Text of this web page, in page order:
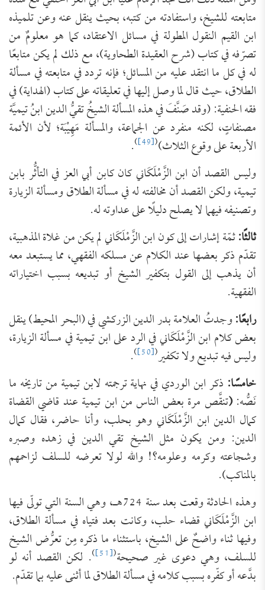
متابعته للشيخ، واستفادته من كتبه، بحيث ينقل عنه وعن تلميذه
ابن القيم النقول المطولة في مسائل الاعتقاد، كما هو معلومٌ من
تصرّفه في كتاب (شرح العقيدة الطحاوية)، مع ذلك لم يكن متابعًا
له في كل ما انتقد عليه من المسائل؛ فإنه تردد في متابعته في مسألة
الطلاق، حيث قال لما وصل إليها في تعليقاته على كتاب (الهداية) في
فقه الحنفية: (وقد صَنَّفَ في هذه المسألة الشيخُ تقيُّ الدين ابنُ تيميَّة
مصنفاتٍ، لكنه منفرد عن الجماعة، والمسألة ‌مَهِيْبَة؛ لأن الأئمة
الأربعة على وقوع الثلاث)(
[49]
)
.
وليس القصد أن ابن الزَّمْلَكَاني كان كابن أبي العز في التأثُّر بابن
تيمية، ولكن القصد أن مخالفته له في مسألة الطلاق ومسألة الزيارة
وتصنيفه فيهما لا يصلح دليلًا على عداوته له.
ثالثًا:ثمّة إشارات إلى كون ابن الزَّمْلَكَاني لم يكن من غلاة المذهبية،
تقدّم ذكر بعضها عند الكلام عن مسلكه الفقهي، مما يستبعد معه
أن يذهب إلى القول بتكفير الشيخ أو تبديعه بسبب اختياراته
الفقهية.
رابعًا:وجدتُ العلامة بدر الدين الزركشي في (البحر المحيط) ينقل
بعض كلام ابن الزَّمْلَكَاني في الرد على ابن تيمية في مسألة الزيارة،
وليس فيه تبديع ولا تكفير(
[50]
)
.
خامسًا: ذكر ابن الوردي في نهاية ترجمته لابن تيمية من تاريخه ما
نَصُّه:(تنقَّص مرة بعض الناس من ابن تيمية عند قاضي القضاة
كمال الدين ابن ‌الزَّمْلَكَاني وهو بحلب، وأنا حاضر، فقال كمال
الدين: ومن يكون مثل الشيخ تقي الدين في زهده وصبره
وشجاعته وكرمه وعلومه؟! والله لولا تعرضه للسلف لزاحمهم
بالمناكب).
وهذه الحادثة وقعت بعد سنة 724هـ، وهي السنة التي تولّى فيها
ابن الزَّمْلَكَاني قضاء حلب، وكانت بعد فتياه في مسألة الطلاق،
وفيها ثناء واضحٌ على الشيخ، باستثناء ما ذكره مِن تعرُّض الشيخ
للسلف، وهي دعوى غير صحيحة(
[51]
). لكن القصد أنه لو
بدَّعه أو كفّره بسبب كلامه في مسألة الطلاق لما أثنى عليه بما تقدّم.